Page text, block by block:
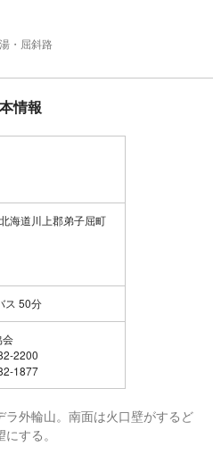
・屈斜路
情報
海道川上郡弟子屈町
ス 50分
会
2200
1877
外輪山。南面は火口壁がするど
する。